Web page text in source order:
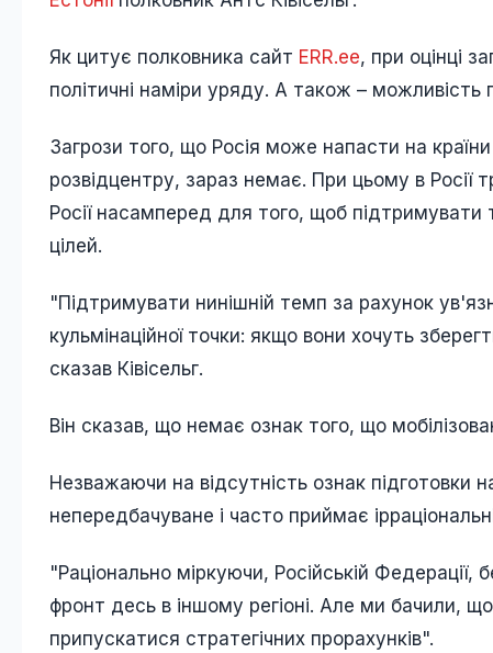
Як цитує полковника сайт ERR.ee, при оцінці
політичні наміри уряду. А також –
Загрози того, що Росія може напасти на
розвідцентру, зараз немає. При цьому в Росії
Росії насамперед для того, щоб підтримувати
цілей.
"Підтримувати нинішній темп за рахунок
кульмінаційної точки: якщо вони хочуть
сказав Ківісельг.
Він сказав, що немає ознак того, що
Незважаючи на відсутність ознак підготовки
непередбачуване і часто приймає
"Раціонально міркуючи, Російській
фронт десь в іншому регіоні. Але ми бачили,
припускатися стратегічних прорахунків".